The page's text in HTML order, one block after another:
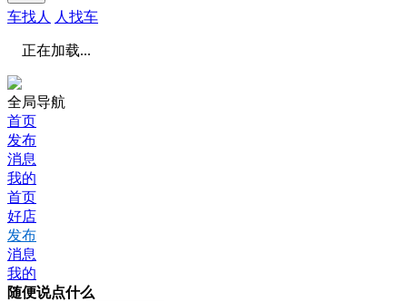
车找人 人找车
正在加载...
全局导航
首页
发布
消息
我的
首页
好店
发布
消息
我的
随便说点什么